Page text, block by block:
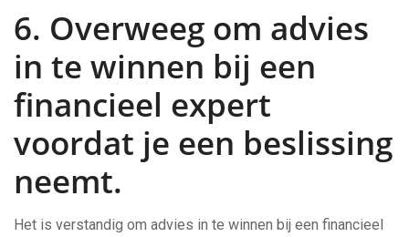
6. Overweeg om advies
in te winnen bij een
financieel expert
voordat je een beslissing
neemt.
Het is verstandig om advies in te winnen bij een financieel